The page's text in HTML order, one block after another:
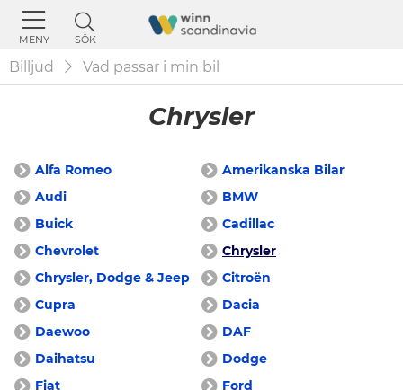
MENY SÖK
Billjud Vad passar i min bil
Chrysler
Alfa Romeo
Amerikanska Bilar
Audi
BMW
Buick
Cadillac
Chevrolet
Chrysler
Chrysler, Dodge & Jeep
Citroën
Cupra
Dacia
Daewoo
DAF
Daihatsu
Dodge
Fiat
Ford